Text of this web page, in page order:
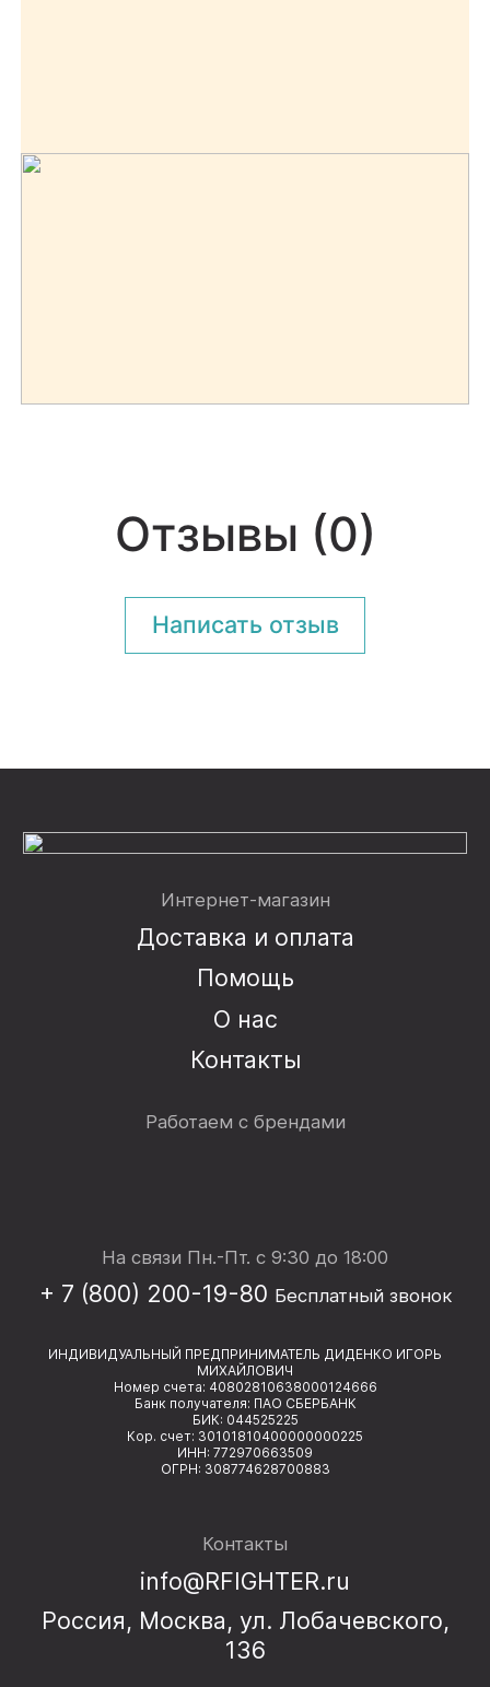
Отзывы (0)
Написать отзыв
Интернет-магазин
Доставка и оплата
Помощь
О нас
Контакты
Работаем с брендами
На связи Пн.-Пт. с 9:30 до 18:00
+ 7 (800) 200-19-80 Бесплатный звонок
ИНДИВИДУАЛЬНЫЙ ПРЕДПРИНИМАТЕЛЬ ДИДЕНКО ИГОРЬ
МИХАЙЛОВИЧ
Номер счета: 40802810638000124666
Банк получателя: ПАО СБЕРБАНК
БИК: 044525225
Кор. счет: 30101810400000000225
ИНН: 772970663509
ОГРН: 308774628700883
Контакты
info@RFIGHTER.ru
Россия, Москва, ул. Лобачевского,
136